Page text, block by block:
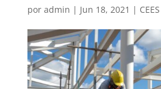
por admin | Jun 18, 2021 | CEES